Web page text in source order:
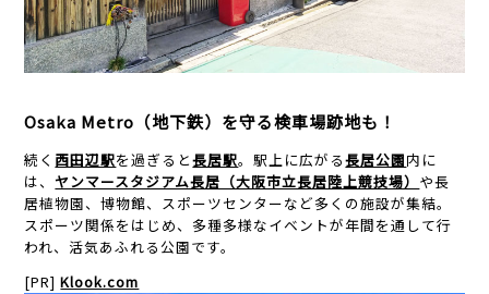
Osaka Metro（地下鉄）を守る検車場跡地も！
続く 西田辺駅を過ぎると長居駅。駅上に広がる長居公園内に
は、 ヤンマースタジアム長居（大阪市立長居陸上競技場） や長
居植物園、博物館、スポーツセンターなど多くの施設が集結。
スポーツ関係をはじめ、多種多様なイベントが年間を通して行
われ、活気あふれる公園です。
[PR]Klook.com